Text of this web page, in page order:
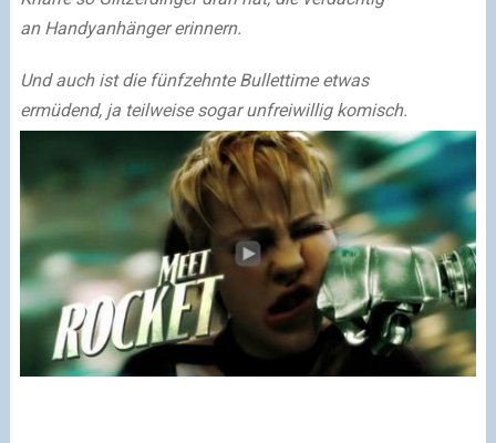
an Handyanhänger erinnern.
Und auch ist die fünfzehnte Bullettime etwas
ermüdend, ja teilweise sogar unfreiwillig komisch.